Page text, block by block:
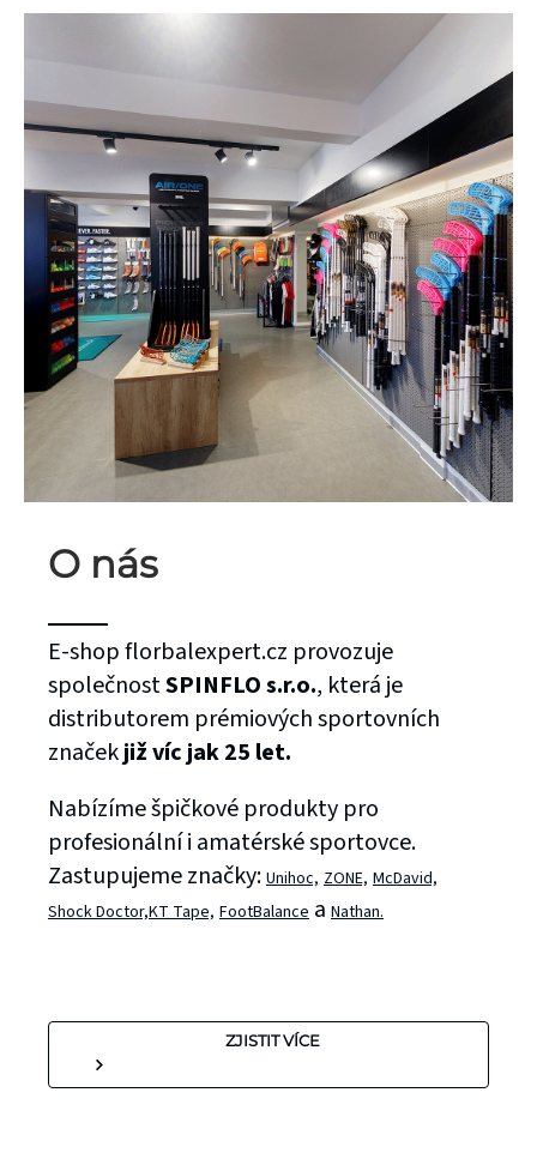
O nás
E-shop florbalexpert.cz provozuje
společnostSPINFLO s.r.o., která je
distributorem prémiových sportovních
značekjiž víc jak 25 let.
Nabízíme špičkové produkty pro
profesionální i amatérské sportovce.
Zastupujeme značky: Unihoc, ZONE, McDavid,
Shock Doctor,KT Tape, FootBalance a Nathan.
ZJISTIT VÍCE